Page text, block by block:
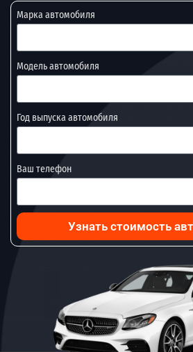
Марка автомобиля
Модель автомобиля
Год выпуска автомобиля
Ваш телефон
Узнать стоимость